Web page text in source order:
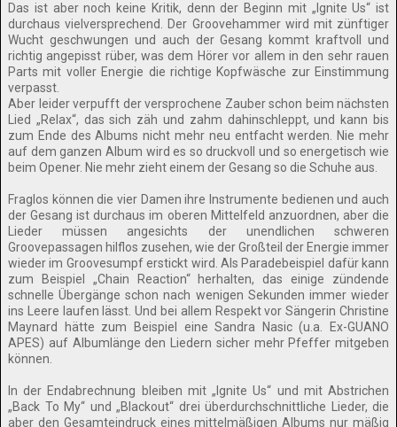
Das ist aber noch keine Kritik, denn der Beginn mit „Ignite Us“ ist
durchaus vielversprechend. Der Groovehammer wird mit zünftiger
Wucht geschwungen und auch der Gesang kommt kraftvoll und
richtig angepisst rüber, was dem Hörer vor allem in den sehr rauen
Parts mit voller Energie die richtige Kopfwäsche zur Einstimmung
verpasst.
Aber leider verpufft der versprochene Zauber schon beim nächsten
Lied „Relax“, das sich zäh und zahm dahinschleppt, und kann bis
zum Ende des Albums nicht mehr neu entfacht werden. Nie mehr
auf dem ganzen Album wird es so druckvoll und so energetisch wie
beim Opener. Nie mehr zieht einem der Gesang so die Schuhe aus.
Fraglos können die vier Damen ihre Instrumente bedienen und auch
der Gesang ist durchaus im oberen Mittelfeld anzuordnen, aber die
Lieder müssen angesichts der unendlichen schweren
Groovepassagen hilflos zusehen, wie der Großteil der Energie immer
wieder im Groovesumpf erstickt wird. Als Paradebeispiel dafür kann
zum Beispiel „Chain Reaction“ herhalten, das einige zündende
schnelle Übergänge schon nach wenigen Sekunden immer wieder
ins Leere laufen lässt. Und bei allem Respekt vor Sängerin Christine
Maynard hätte zum Beispiel eine Sandra Nasic (u.a. Ex-GUANO
APES) auf Albumlänge den Liedern sicher mehr Pfeffer mitgeben
können.
In der Endabrechnung bleiben mit „Ignite Us“ und mit Abstrichen
„Back To My“ und „Blackout“ drei überdurchschnittliche Lieder, die
aber den Gesamteindruck eines mittelmäßigen Albums nur mäßig